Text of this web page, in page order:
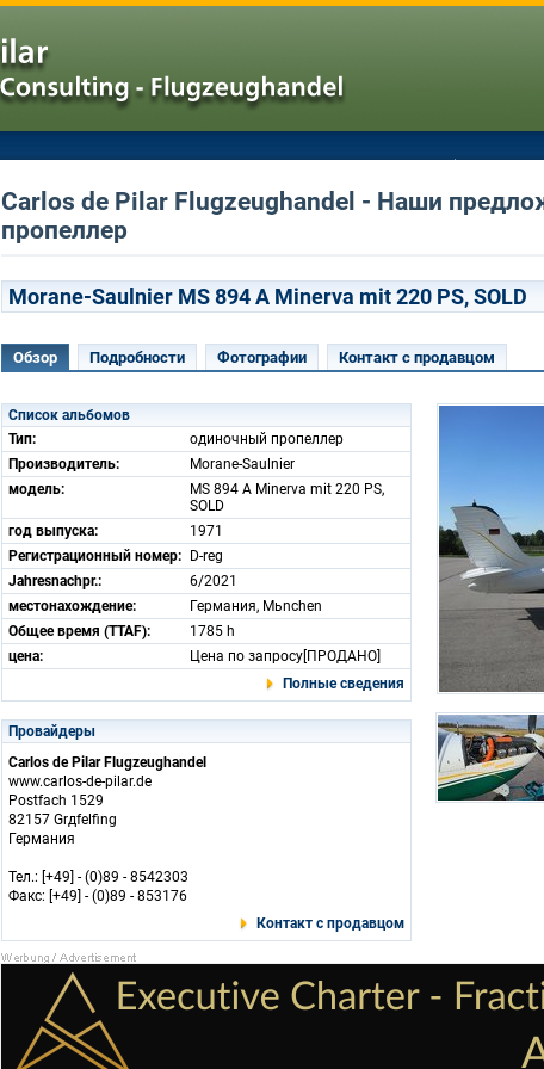
Carlos de Pilar Flugzeughandel - Наши
пропеллер
Morane-Saulnier MS 894 A Minerva mit 220 PS, SOLD
Обзор Подробности Фотографии Контакт с продавцом
Список альбомов
Тип:
одиночный пропеллер
Производитель:
Morane-Saulnier
модель:
MS 894 A Minerva mit 220 PS,
SOLD
год выпуска:
1971
Регистрационный номер:
D-reg
Jahresnachpr.:
6/2021
местонахождение:
Германия, Mьnchen
Общее время (TTAF):
1785 h
цена:
Цена по запросу[ПРОДАНО]
Полные сведения
Провайдеры
Carlos de Pilar Flugzeughandel
www.carlos-de-pilar.de
Postfach 1529
82157 Grдfelfing
Германия
Тел.: [+49] - (0)89 - 8542303
Факс: [+49] - (0)89 - 853176
Контакт с продавцом